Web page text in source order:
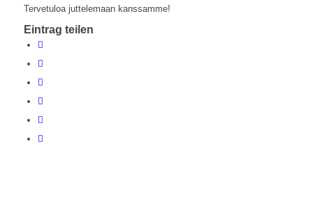
Tervetuloa juttelemaan kanssamme!
Eintrag teilen